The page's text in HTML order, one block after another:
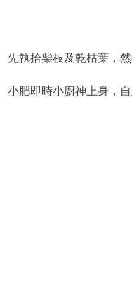
先執拾柴枝及乾枯葉，然
小肥即時小廚神上身，